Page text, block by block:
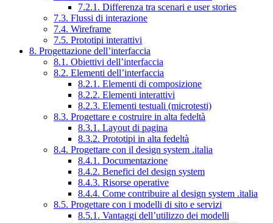
7.2.1. Differenza tra scenari e user stories
7.3. Flussi di interazione
7.4. Wireframe
7.5. Prototipi interattivi
8. Progettazione dell’interfaccia
8.1. Obiettivi dell’interfaccia
8.2. Elementi dell’interfaccia
8.2.1. Elementi di composizione
8.2.2. Elementi interattivi
8.2.3. Elementi testuali (microtesti)
8.3. Progettare e costruire in alta fedeltà
8.3.1. Layout di pagina
8.3.2. Prototipi in alta fedeltà
8.4. Progettare con il design system .italia
8.4.1. Documentazione
8.4.2. Benefici del design system
8.4.3. Risorse operative
8.4.4. Come contribuire al design system .italia
8.5. Progettare con i modelli di sito e servizi
8.5.1. Vantaggi dell’utilizzo dei modelli